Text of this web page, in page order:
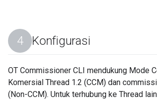
Konfigurasi
OT Commissioner CLI mendukung Mode
Komersial Thread 1.2 (CCM) dan
(Non-CCM). Untuk terhubung ke Thread